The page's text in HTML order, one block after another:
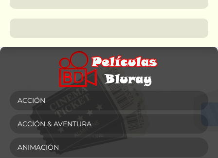
ACCIÓN
ACCIÓN & AVENTURA
ANIMACIÓN